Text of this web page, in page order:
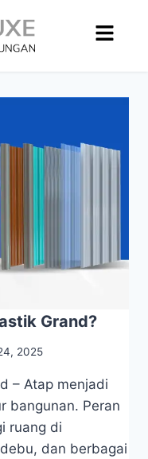
Grand?
2025
– Atap menjadi
bangunan. Peran
ruang di
dan berbagai